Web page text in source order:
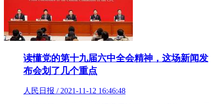
读懂党的第十九届六中全会精神，这场新闻发
布会划了几个重点
人民日报 / 2021-11-12 16:46:48